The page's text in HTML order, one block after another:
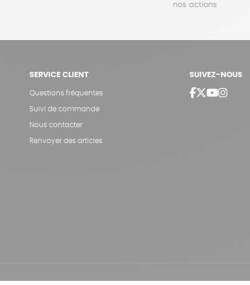
nos actions
SERVICE CLIENT
Questions fréquentes
Suivi de commande
Nous contacter
Renvoyer des articles
SUIVEZ-NOUS